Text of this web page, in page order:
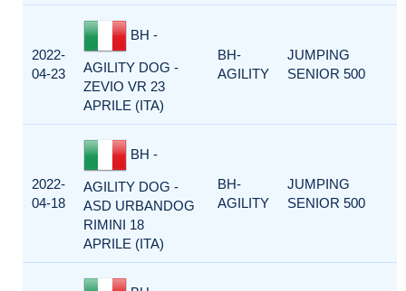
2022-
04-23
BH -
AGILITY DOG -
ZEVIO VR 23
APRILE (ITA)
BH-
AGILITY
JUMPING
SENIOR 500
2022-
04-18
BH -
AGILITY DOG -
ASD URBANDOG
RIMINI 18
APRILE (ITA)
BH-
AGILITY
JUMPING
SENIOR 500